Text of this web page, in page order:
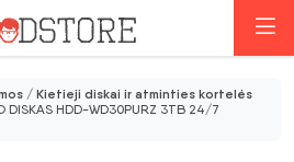
turinio
/ Kietieji diskai ir atminties kortelės
DISKAS HDD-WD30PURZ 3TB 24/7